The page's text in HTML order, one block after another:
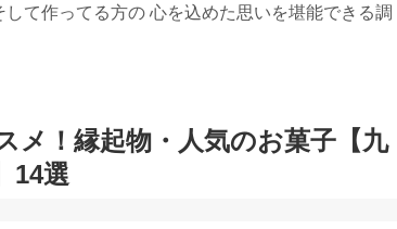
て作ってる方の 心を込めた思いを堪能できる調
メ！縁起物・人気のお菓子【九
14選